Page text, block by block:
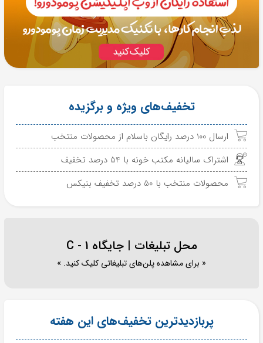
تخفیف‌های ویژه و برگزیده
ارسال 100 درصد رایگان باسلام از محصولات منتخب
اشتراک سالیانه مکتب خونه با 54 درصد تخفیف
محصولات منتخب با 50 درصد تخفیف بنیکس
محل تبلیغات | جایگاه C - 1
« برای مشاهده پلن‌های تبلیغاتی کلیک کنید. »
پربازدیدترین تخفیف‌های این هفته